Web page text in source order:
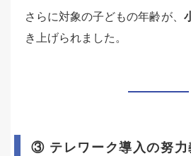
さらに対象の子どもの年齢が、
き上げられました。
③ テレワーク導入の努力